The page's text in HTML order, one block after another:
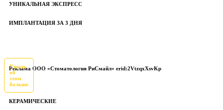
УНИКАЛЬНАЯ ЭКСПРЕСС
ИМПЛАНТАЦИЯ ЗА 3 ДНЯ
Реклама ООО «Стоматология РиСмайл» erid:2VtzqxXsvKp
Узнать
об
этом
больше
КЕРАМИЧЕСКИЕ